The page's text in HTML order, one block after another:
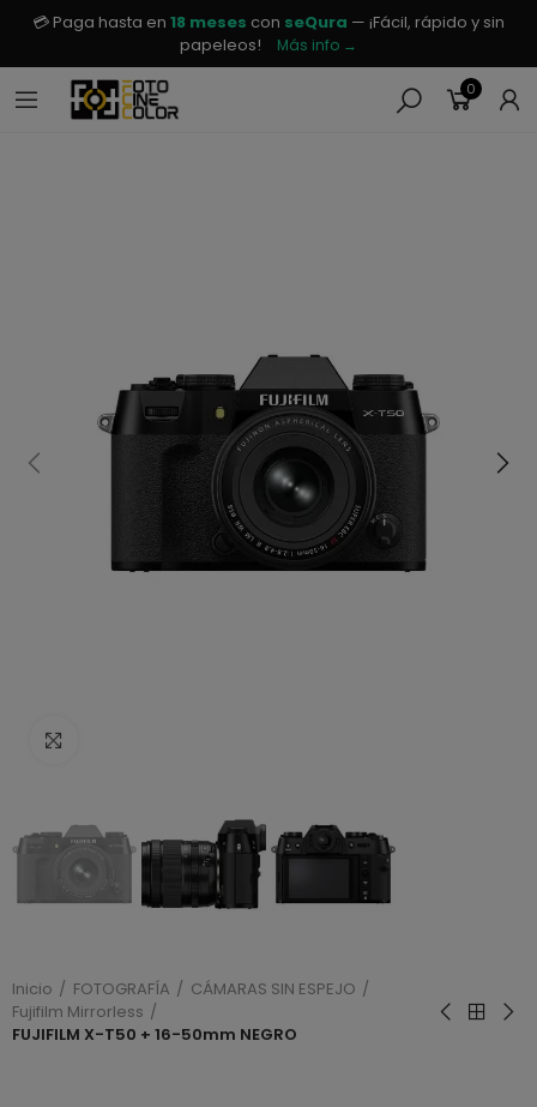
💳 Paga hasta en 18 meses con seQura — ¡Fácil, rápido y sin
papeleos!
Más info →
0
Inicio FOTOGRAFÍA
CÁMARAS SIN ESPEJO
Fujifilm Mirrorless
FUJIFILM X-T50 + 16-50mm NEGRO